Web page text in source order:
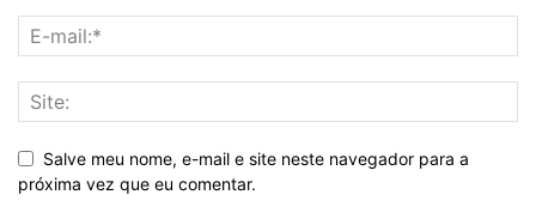
Salve meu nome, e-mail e site neste navegador para a
próxima vez que eu comentar.